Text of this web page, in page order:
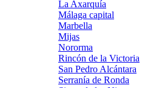
La Axarquía
Málaga capital
Marbella
Mijas
Nororma
Rincón de la Victoria
San Pedro Alcántara
Serranía de Ronda